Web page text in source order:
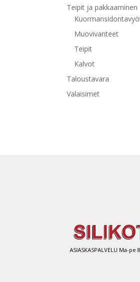
Teipit ja pakkaaminen
Muovivanteet
Teipit
Kalvot
Taloustavara
Valaisimet
ASIASKASPALVELU Ma-